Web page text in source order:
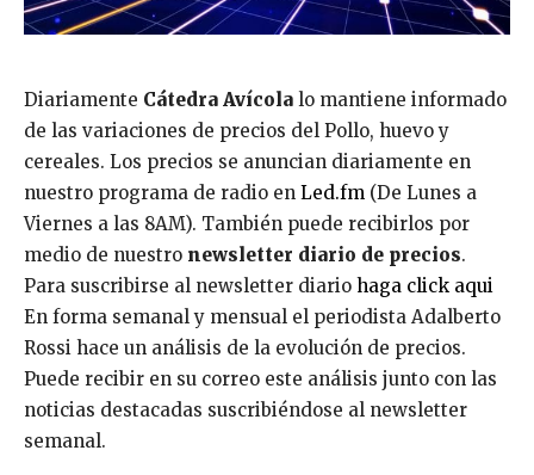
Diariamente Cátedra Avícola lo mantiene informado
de las variaciones de precios del Pollo, huevo y
cereales. Los precios se anuncian diariamente en
nuestro programa de radio en Led.fm (De Lunes a
Viernes a las 8AM). También puede recibirlos por
medio de nuestro newsletter diario de precios.
Para suscribirse al newsletter diario haga click aqui
En forma semanal y mensual el periodista Adalberto
Rossi hace un análisis de la evolución de precios.
Puede recibir en su correo este análisis junto con las
noticias destacadas suscribiéndose al newsletter
semanal.